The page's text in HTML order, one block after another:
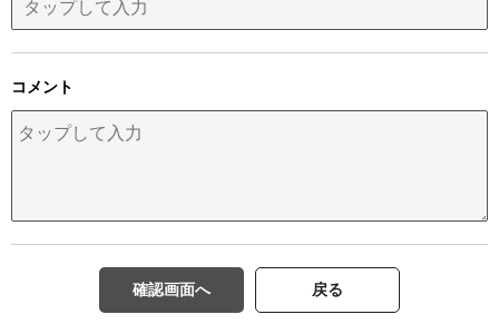
コメント
確認画面へ 戻る